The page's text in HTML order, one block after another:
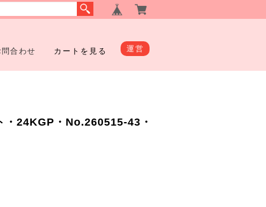
問合わせ カートを見る 運営
・24KGP・No.260515-43・